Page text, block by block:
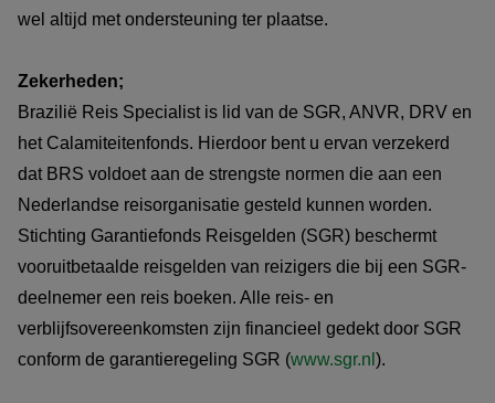
wel altijd met ondersteuning ter plaatse.
Zekerheden;
Brazilië Reis Specialist is lid van de SGR, ANVR, DRV en
het Calamiteitenfonds. Hierdoor bent u ervan verzekerd
dat BRS voldoet aan de strengste normen die aan een
Nederlandse reisorganisatie gesteld kunnen worden.
Stichting Garantiefonds Reisgelden (SGR) beschermt
vooruitbetaalde reisgelden van reizigers die bij een SGR-
deelnemer een reis boeken. Alle reis- en
verblijfsovereenkomsten zijn financieel gedekt door SGR
conform de garantieregeling SGR (www.sgr.nl ).